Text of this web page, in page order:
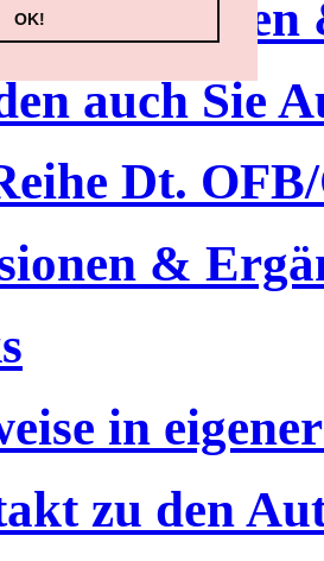
OK!
auch Sie
Dt.
&
in
zu den